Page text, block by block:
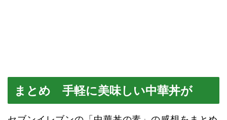
まとめ 手軽に美味しい中華丼が